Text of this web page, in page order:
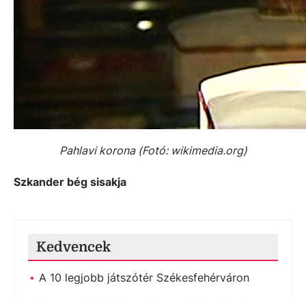
Pahlavi korona (Fotó: wikimedia.org)
Szkander bég sisakja
Kedvencek
A 10 legjobb játszótér Székesfehérváron